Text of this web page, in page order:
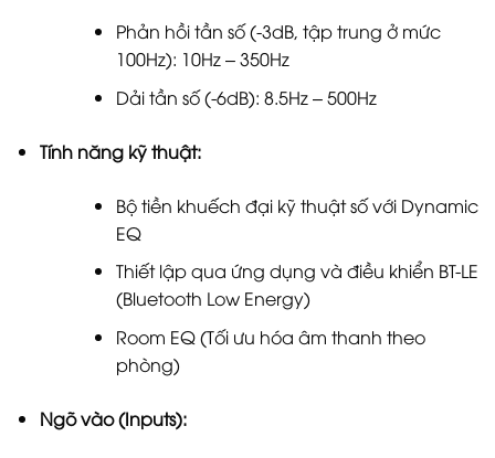
Phản hồi tần số (-3dB, tập trung ở mức
100Hz): 10Hz – 350Hz
Dải tần số (-6dB): 8.5Hz – 500Hz
Tính năng kỹ thuật:
Bộ tiền khuếch đại kỹ thuật số với Dynamic
EQ
Thiết lập qua ứng dụng và điều khiển BT-LE
(Bluetooth Low Energy)
Room EQ (Tối ưu hóa âm thanh theo
phòng)
Ngõ vào (Inputs):